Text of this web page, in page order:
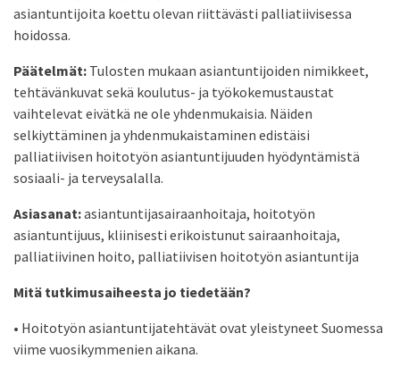
asiantuntijoita koettu olevan riittävästi palliatiivisessa
hoidossa.
Päätelmät: Tulosten mukaan asiantuntijoiden nimikkeet,
tehtävänkuvat sekä koulutus- ja työkokemustaustat
vaihtelevat eivätkä ne ole yhdenmukaisia. Näiden
selkiyttäminen ja yhdenmukaistaminen edistäisi
palliatiivisen hoitotyön asiantuntijuuden hyödyntämistä
sosiaali- ja terveysalalla.
Asiasanat:asiantuntijasairaanhoitaja, hoitotyön
asiantuntijuus, kliinisesti erikoistunut sairaanhoitaja,
palliatiivinen hoito, palliatiivisen hoitotyön asiantuntija
Mitä tutkimusaiheesta jo tiedetään?
• Hoitotyön asiantuntijatehtävät ovat yleistyneet Suomessa
viime vuosikymmenien aikana.